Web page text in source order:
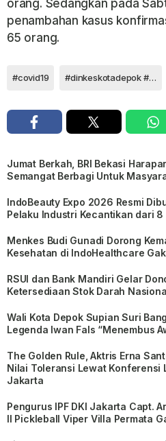
orang. Sedangkan pada
penambahan kasus
65 orang.
#covid19 #dinkeskotadepok #dokterinternship
Jumat Berkah, BRI Bekasi
Semangat Berbagi Untuk
IndoBeauty Expo 2026 Resmi
Pelaku Industri Kecantikan dari 8
Menkes Budi Gunadi Dorong
Kesehatan di IndoHealthcare
RSUI dan Bank Mandiri Gelar
Ketersediaan Stok Darah
Wali Kota Depok Supian Suri
Legenda Iwan Fals “Menembus
The Golden Rule, Aktris Erna
Nilai Toleransi Lewat Konferensi
Jakarta
Pengurus IPF DKI Jakarta Capt.
II Pickleball Viper Villa Permata